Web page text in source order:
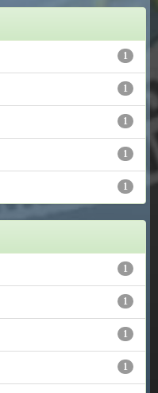
1
1
1
1
1
1
1
1
1